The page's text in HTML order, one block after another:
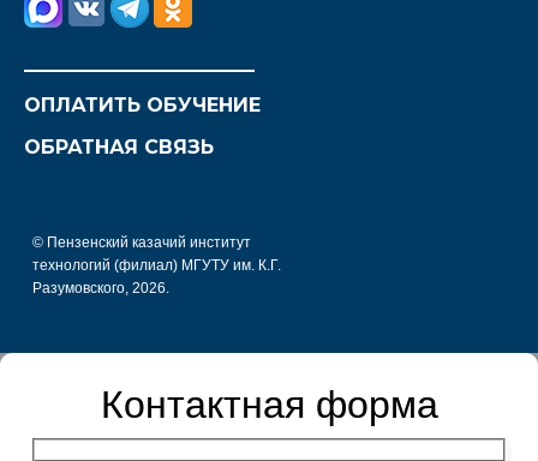
ОПЛАТИТЬ ОБУЧЕНИЕ
ОБРАТНАЯ СВЯЗЬ
© Пензенский казачий институт
технологий (филиал) МГУТУ им. К.Г.
Разумовского, 2026.
Контактная форма